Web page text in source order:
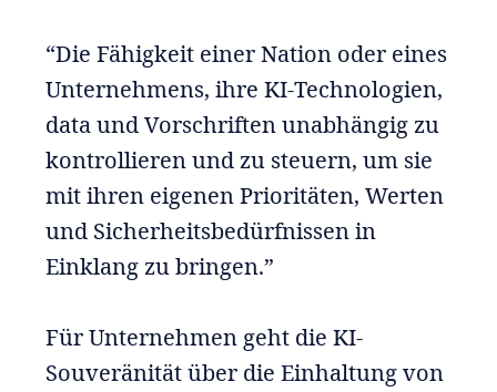
“Die Fähigkeit einer Nation oder eines
Unternehmens, ihre KI-Technologien,
data und Vorschriften unabhängig zu
kontrollieren und zu steuern, um sie
mit ihren eigenen Prioritäten, Werten
und Sicherheitsbedürfnissen in
Einklang zu bringen.”
Für Unternehmen geht die KI-
Souveränität über die Einhaltung von